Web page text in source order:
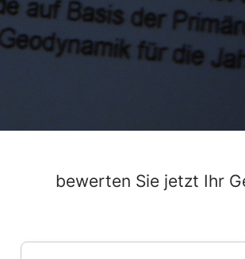
bewerten Sie jetzt Ihr